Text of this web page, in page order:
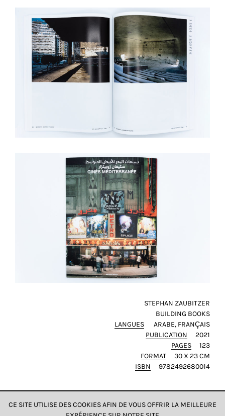
STEPHAN ZAUBITZER
BUILDING BOOKS
LANGUES
ARABE FRANÇAIS
PUBLICATION
2021
PAGES
123
FORMAT
30 X 23 CM
ISBN
9782492680014
CE SITE UTILISE DES COOKIES AFIN DE VOUS OFFRIR LA MEILLEURE